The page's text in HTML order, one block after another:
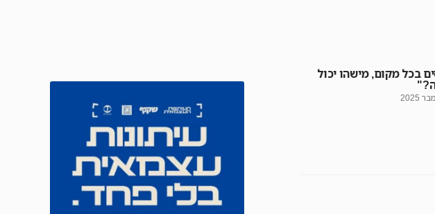
בכל מקום, מישהו יכול